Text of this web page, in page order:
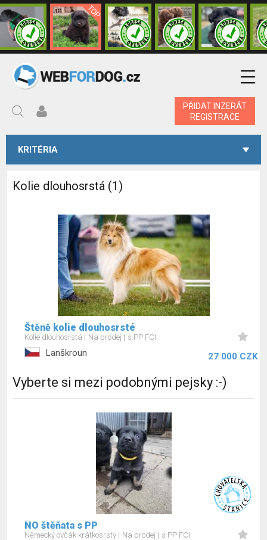
PŘIDAT INZERÁT
REGISTRACE
KRITÉRIA
Kolie dlouhosrstá (1)
Štěně kolie dlouhosrsté
Kolie dlouhosrstá Na prodej s PP FCI
Lanškroun 27 000 CZK
Vyberte si mezi podobnými pejsky :-)
NO štěňata s PP
Německý ovčák krátkosrstý Na prodej s PP FCI